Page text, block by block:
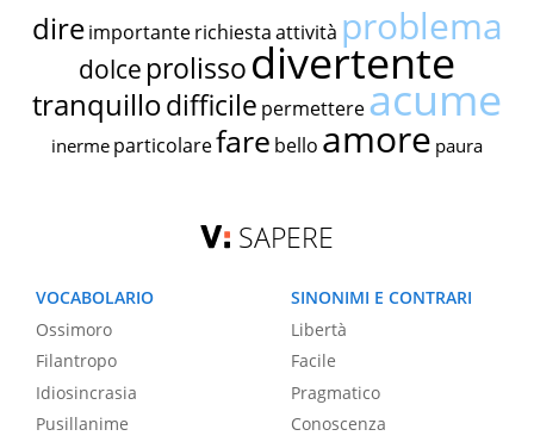
dire importante richiestaattività problema
dolce prolissodivertente
tranquillodifficile permettereacume
inerme particolarefare bello amore paura
SAPERE
VOCABOLARIO
Ossimoro
Filantropo
Idiosincrasia
Pusillanime
SINONIMI E CONTRARI
Libertà
Facile
Pragmatico
Conoscenza